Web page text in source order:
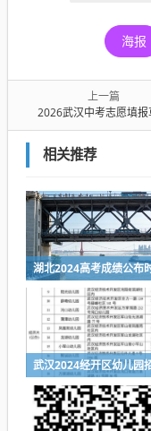
海报
上一篇
2026武汉中考志愿填报
相关推荐